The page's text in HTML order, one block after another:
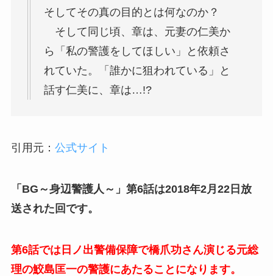
そしてその真の目的とは何なのか？
そして同じ頃、章は、元妻の仁美か
ら「私の警護をしてほしい」と依頼さ
れていた。「誰かに狙われている」と
話す仁美に、章は…!?
引用元： 公式サイト
「BG～身辺警護人～」第6話は2018年2月22日放
送された回です。
第6話では日ノ出警備保障で橋爪功さん演じる元総
理の鮫島匡一の警護にあたることになります。